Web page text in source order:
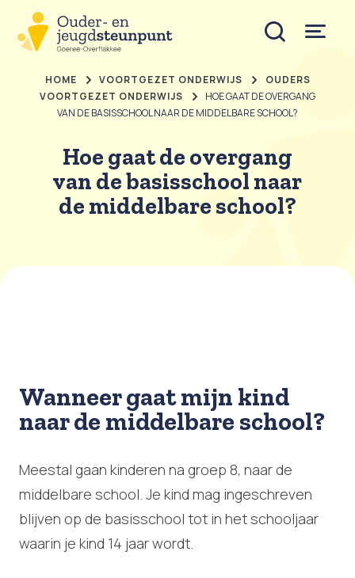
HOME VOORTGEZET ONDERWIJS
OUDERS
VOORTGEZET ONDERWIJS
HOE GAAT DE OVERGANG
VAN DE BASISSCHOOL NAAR DE MIDDELBARE SCHOOL?
Hoe gaat de overgang
van de basisschool naar
de middelbare school?
Wanneer gaat mijn kind
naar de middelbare school?
Meestal gaan kinderen na groep 8, naar de
middelbare school. Je kind mag ingeschreven
blijven op de basisschool tot in het schooljaar
waarin je kind 14 jaar wordt.